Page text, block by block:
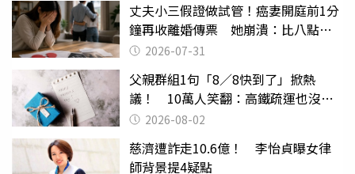
丈夫小三假證做試管！癌妻開庭前1分
鐘再收離婚傳票 她崩潰：比八點檔
還扯2026-07-31
父親群組1句「8／8快到了」掀熱
議！ 10萬人笑翻：高鐵疏運也沒列
父親節
2026-08-02
慈濟遭詐走10.6億！ 李怡貞曝女律
師背景提4疑點